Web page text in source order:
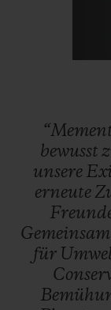
bewusst
unsere
erneute
Gemeinsam
für